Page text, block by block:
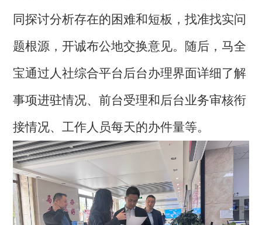
同探讨分析存在的困难和短板，找准找实问
题根源，开诚布公地交换意见。随后，马全
宝通过人社综合平台后台办理界面详细了解
事项进驻情况、前台受理和后台业务审核衔
接情况、工作人员每天的办件量等。